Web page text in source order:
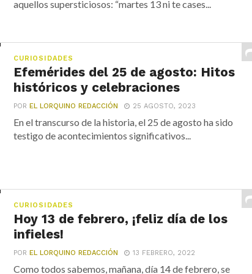
aquellos supersticiosos: “martes 13 ni te cases...
CURIOSIDADES
Efemérides del 25 de agosto: Hitos
históricos y celebraciones
POREL LORQUINO REDACCIÓN 25 AGOSTO, 2023
En el transcurso de la historia, el 25 de agosto ha sido
testigo de acontecimientos significativos...
CURIOSIDADES
Hoy 13 de febrero, ¡feliz día de los
infieles!
POREL LORQUINO REDACCIÓN 13 FEBRERO, 2022
Como todos sabemos, mañana, día 14 de febrero, se